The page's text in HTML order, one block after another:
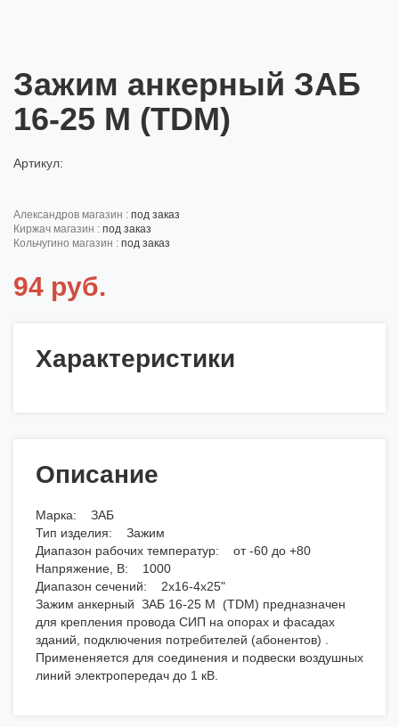
Зажим анкерный ЗАБ
16-25 M (TDM)
Артикул:
александров магазин : под заказ
киржач магазин : под заказ
кольчугино магазин : под заказ
94 руб.
Характеристики
Описание
Марка: ЗАБ
Тип изделия: Зажим
Диапазон рабочих температур: от -60 до +80
Напряжение, В: 1000
Диапазон сечений: 2х16-4х25"
Зажим анкерный ЗАБ 16-25 M (TDM) предназначен
для крепления провода СИП на опорах и фасадах
зданий, подключения потребителей (абонентов) .
Примененяется для соединения и подвески воздушных
линий электропередач до 1 кВ.